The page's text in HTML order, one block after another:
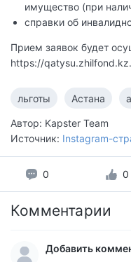
имущество (при
справки об
Прием заявок будет
https://qatysu.zhilfond.kz.
льготы Астана
Автор: Kapster Team
Источник: Instagram-
0 0
Комментарии
Добавить